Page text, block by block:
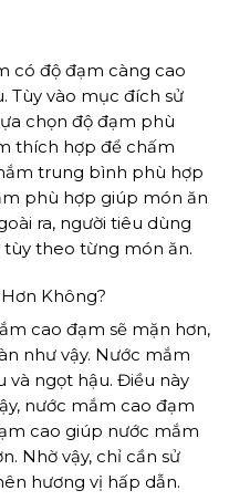
có độ đạm càng cao
Tùy vào mục đích sử
chọn độ đạm phù
thích hợp để chấm
trung bình phù hợp
phù hợp giúp món ăn
ra, người tiêu dùng
theo từng món ăn.
Không?
cao đạm sẽ mặn hơn,
như vậy. Nước mắm
và ngọt hậu. Điều này
nước mắm cao đạm
cao giúp nước mắm
Nhờ vậy, chỉ cần sử
hương vị hấp dẫn.